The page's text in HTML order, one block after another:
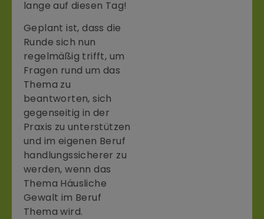
lange auf diesen Tag!
Geplant ist, dass die
Runde sich nun
regelmäßig trifft, um
Fragen rund um das
Thema zu
beantworten, sich
gegenseitig in der
Praxis zu unterstützen
und im eigenen Beruf
handlungssicherer zu
werden, wenn das
Thema Häusliche
Gewalt im Beruf
Thema wird.